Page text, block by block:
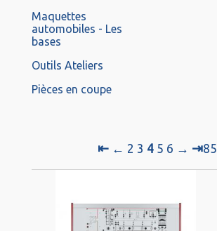
Maquettes
automobiles - Les
bases
Outils Ateliers
Pièces en coupe
⇤ ← 2 3 4 5 6 → ⇥85